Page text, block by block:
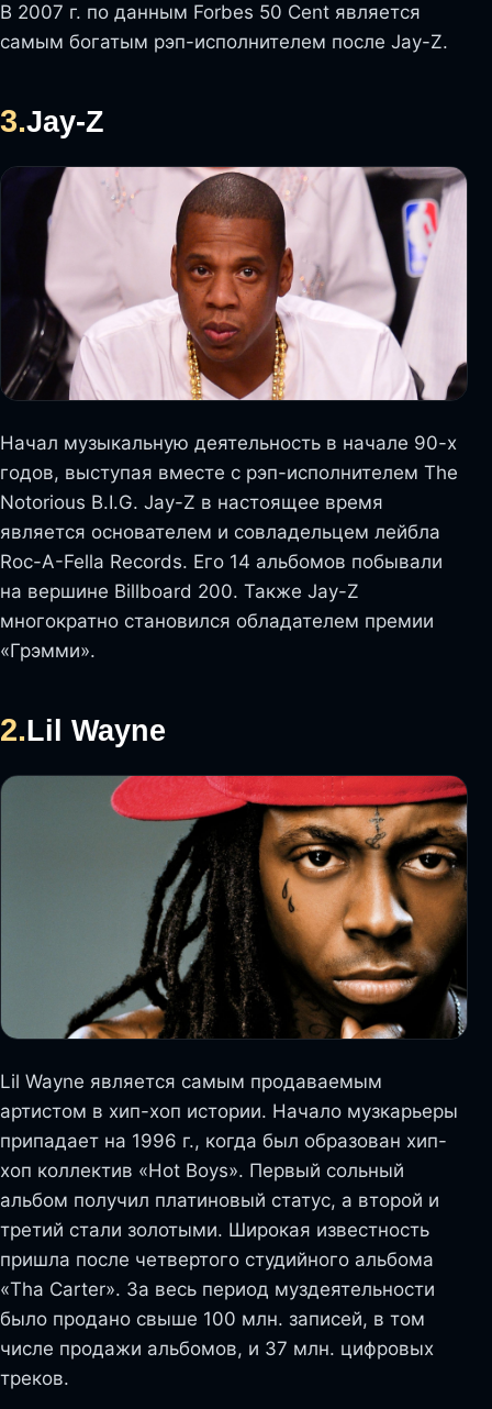
В 2007 г. по данным Forbes 50 Cent является
самым богатым рэп-исполнителем после Jay-Z.
3.Jay-Z
Начал музыкальную деятельность в начале 90-х
годов, выступая вместе с рэп-исполнителем The
Notorious B.I.G. Jay-Z в настоящее время
является основателем и совладельцем лейбла
Roc-A-Fella Records. Его 14 альбомов побывали
на вершине Billboard 200. Также Jay-Z
многократно становился обладателем премии
«Грэмми».
2.Lil Wayne
Lil Wayne является самым продаваемым
артистом в хип-хоп истории. Начало музкарьеры
припадает на 1996 г., когда был образован хип-
хоп коллектив «Hot Boys». Первый сольный
альбом получил платиновый статус, а второй и
третий стали золотыми. Широкая известность
пришла после четвертого студийного альбома
«Tha Carter». За весь период муздеятельности
было продано свыше 100 млн. записей, в том
числе продажи альбомов, и 37 млн. цифровых
треков.